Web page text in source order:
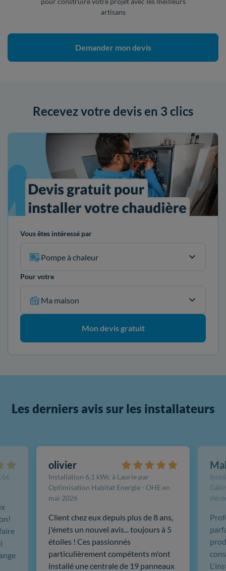
artisans
Demander mon devis
Recevez votre devis en 3 clics
Vous êtes intéressé par
Pompe à chaleur
Pour votre
Ma maison
Mon devis gratuit
Les derniers avis sur les installateurs
olivier
Installation 6,1 kWc à Laurie par
Optimisation Habitat Energie - OHE en
mai 2026
Client chez eux depuis plus de 8 ans,
j'émets un nouvel avis... toujours à 5
étoiles ! Ces passionnés
particulièrement compétents m'ont
installé une centrale de 19 panneaux